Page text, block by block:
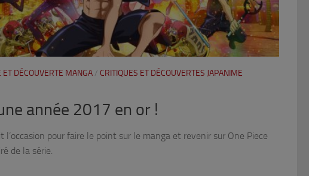
ET DÉCOUVERTE MANGA / CRITIQUES ET DÉCOUVERTES JAPANIME
année 2017 en or !
l’occasion pour faire le point sur le manga et revenir sur One Piece
de la série.